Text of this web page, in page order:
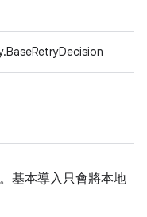
基本導入只會將本地